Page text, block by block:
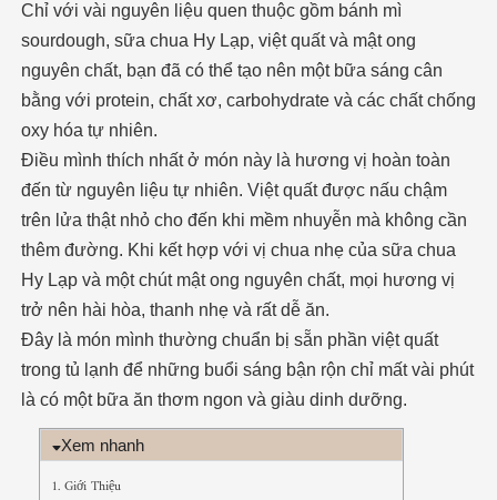
Chỉ với vài nguyên liệu quen thuộc gồm bánh mì
sourdough, sữa chua Hy Lạp, việt quất và mật ong
nguyên chất, bạn đã có thể tạo nên một bữa sáng cân
bằng với protein, chất xơ, carbohydrate và các chất chống
oxy hóa tự nhiên.
Điều mình thích nhất ở món này là hương vị hoàn toàn
đến từ nguyên liệu tự nhiên. Việt quất được nấu chậm
trên lửa thật nhỏ cho đến khi mềm nhuyễn mà không cần
thêm đường. Khi kết hợp với vị chua nhẹ của sữa chua
Hy Lạp và một chút mật ong nguyên chất, mọi hương vị
trở nên hài hòa, thanh nhẹ và rất dễ ăn.
Đây là món mình thường chuẩn bị sẵn phần việt quất
trong tủ lạnh để những buổi sáng bận rộn chỉ mất vài phút
là có một bữa ăn thơm ngon và giàu dinh dưỡng.
Xem nhanh
1. Giới Thiệu